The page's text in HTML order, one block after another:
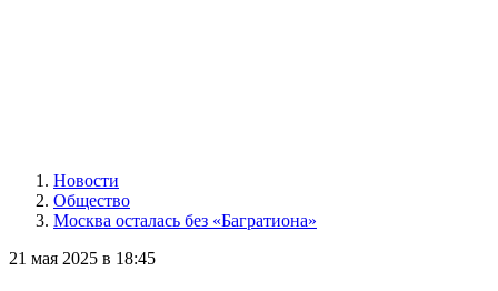
Новости
Общество
Москва осталась без «Багратиона»
21 мая 2025 в 18:45